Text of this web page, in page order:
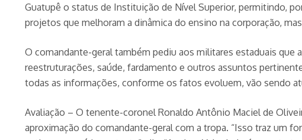
Guatupê o status de Instituição de Nível Superior, permitindo,
projetos que melhoram a dinâmica do ensino na corporação,
O comandante-geral também pediu aos militares estaduais que
reestruturações, saúde, fardamento e outros assuntos
todas as informações, conforme os fatos evoluem, vão sendo
Avaliação – O tenente-coronel Ronaldo Antônio Maciel de
aproximação do comandante-geral com a tropa. “Isso traz um